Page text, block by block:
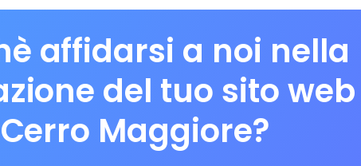
affidarsi a noi nella
del tuo sito web
Cerro Maggiore?